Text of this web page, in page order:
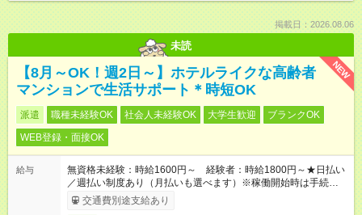
掲載日：2026.08.06
未読
NEW
【8月～OK！週2日～】ホテルライクな高齢者
マンションで生活サポート＊時短OK
派遣 職種未経験OK 社会人未経験OK 大学生歓迎
ブランクOK
WEB登録・面接OK
給与
無資格未経験：時給1600円～ 経験者：時給1800円～★日払い
／週払い制度あり（月払いも選べます）※稼働開始時は手続き完
了次第のお支払いとなります。
交通費別途支給あり